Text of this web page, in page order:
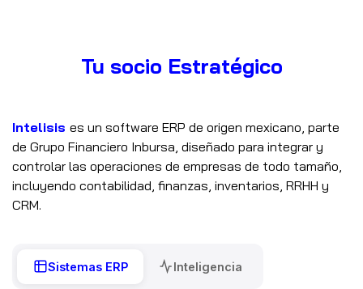
Tu socio Estratégico
Intelisis es un software ERP de origen mexicano, parte
de Grupo Financiero Inbursa, diseñado para integrar y
controlar las operaciones de empresas de todo tamaño,
incluyendo contabilidad, finanzas, inventarios, RRHH y
CRM.
Sistemas ERP Inteligencia